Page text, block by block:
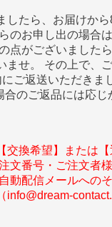
したら、お届けか
のお申し出の場合
点がございました
ませ。 その上で、
ご返送いただきま
のご返品には応
交換希望】または
文番号・ご注文者
動配信メールへの
info@dream-